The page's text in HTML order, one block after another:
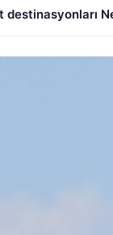
destinasyonları